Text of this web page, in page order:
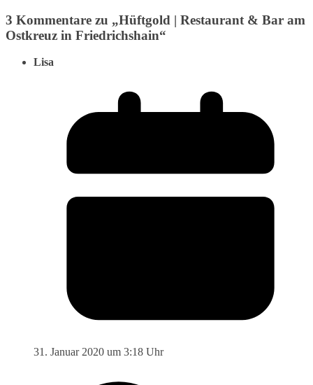
3 Kommentare zu „Hüftgold | Restaurant & Bar am
Ostkreuz in Friedrichshain“
Lisa
31. Januar 2020 um 3:18 Uhr